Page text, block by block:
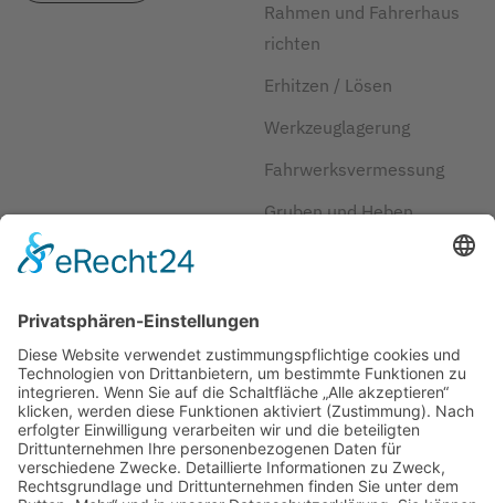
Rahmen und Fahrerhaus
richten
Erhitzen / Lösen
Werkzeuglagerung
Fahrwerksvermessung
Gruben und Heben
JOSAM
Über JOSAM
Kontakt